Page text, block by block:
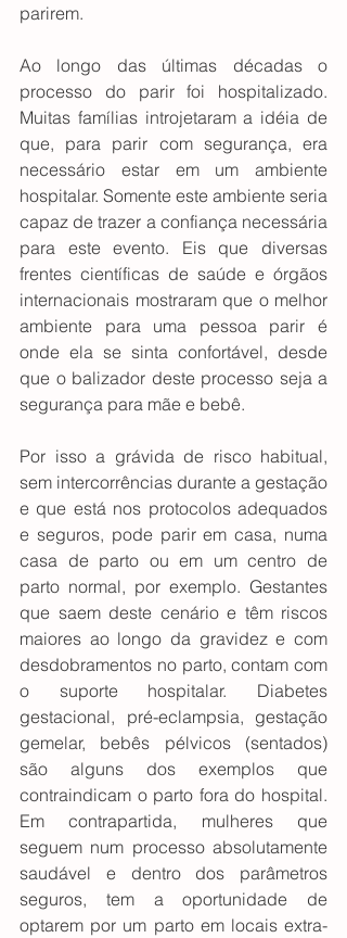
parirem.
Ao longo das últimas décadas o
processo do parir foi hospitalizado.
Muitas famílias introjetaram a idéia de
que, para parir com segurança, era
necessário estar em um ambiente
hospitalar. Somente este ambiente seria
capaz de trazer a confiança necessária
para este evento. Eis que diversas
frentes científicas de saúde e órgãos
internacionais mostraram que o melhor
ambiente para uma pessoa parir é
onde ela se sinta confortável, desde
que o balizador deste processo seja a
segurança para mãe e bebê.
Por isso a grávida de risco habitual,
sem intercorrências durante a gestação
e que está nos protocolos adequados
e seguros, pode parir em casa, numa
casa de parto ou em um centro de
parto normal, por exemplo. Gestantes
que saem deste cenário e têm riscos
maiores ao longo da gravidez e com
desdobramentos no parto, contam com
o suporte hospitalar. Diabetes
gestacional, pré-eclampsia, gestação
gemelar, bebês pélvicos (sentados)
são alguns dos exemplos que
contraindicam o parto fora do hospital.
Em contrapartida, mulheres que
seguem num processo absolutamente
saudável e dentro dos parâmetros
seguros, tem a oportunidade de
optarem por um parto em locais extra-